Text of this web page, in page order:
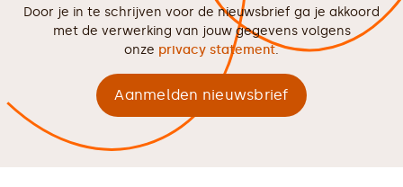
Door je in te schrijven voor de nieuwsbrief ga je akkoord
met de verwerking van jouw gegevens volgens
onze privacy statement.